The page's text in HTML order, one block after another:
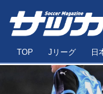
TOP Jリーグ 日